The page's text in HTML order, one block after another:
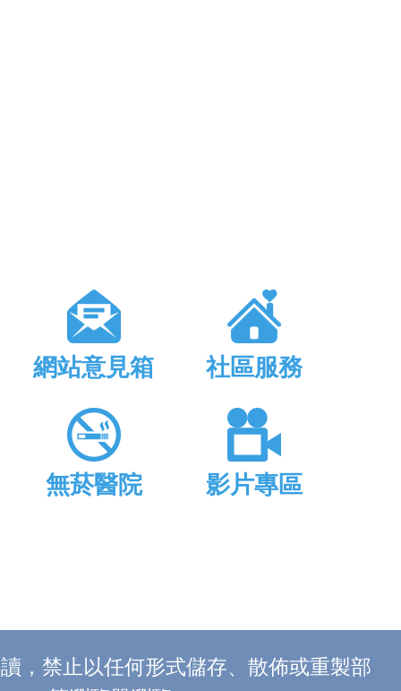
網站意見箱 社區服務
無菸醫院 影片專區
，禁止以任何形式儲存、散佈或重製部